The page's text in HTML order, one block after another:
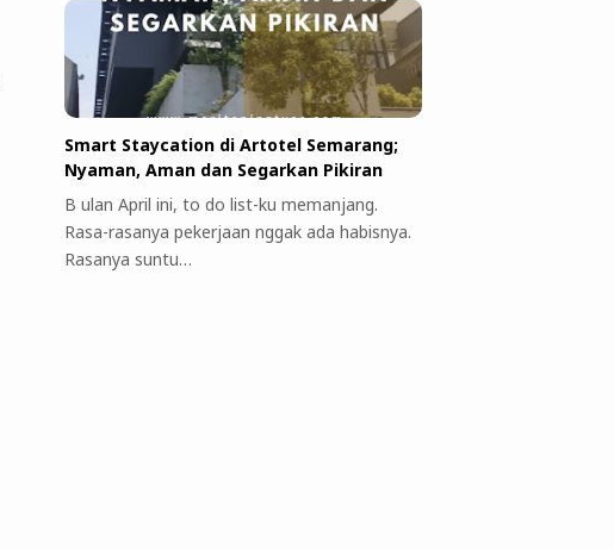
Smart Staycation di Artotel Semarang;
Nyaman, Aman dan Segarkan Pikiran
B ulan April ini, to do list-ku memanjang.
Rasa-rasanya pekerjaan nggak ada habisnya.
Rasanya suntu…